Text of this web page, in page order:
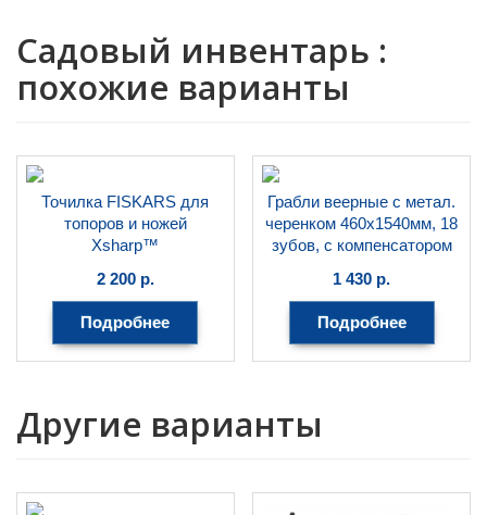
Садовый инвентарь :
похожие варианты
Точилка FISKARS для
топоров и ножей
Xsharp™
FISKARS
2 200р.
Подробнее
Грабли веерные с метал.
черенком 460х1540мм, 18
зубов, с компенсатором
ЦЕНТРОИНСТРУМЕНТ
1 430 р.
Подробнее
Другие варианты